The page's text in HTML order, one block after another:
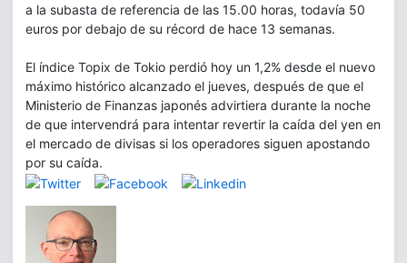
a la subasta de referencia de las 15.00 horas, todavía 50
euros por debajo de su récord de hace 13 semanas.
El índice Topix de Tokio perdió hoy un 1,2% desde el nuevo
máximo histórico alcanzado el jueves, después de que el
Ministerio de Finanzas japonés advirtiera durante la noche
de que intervendrá para intentar revertir la caída del yen en
el mercado de divisas si los operadores siguen apostando
por su caída.